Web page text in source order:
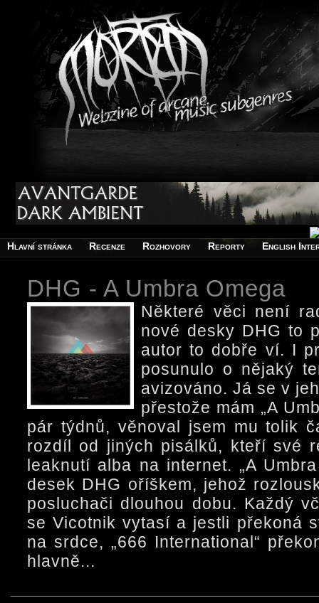
Hlavní stránka Recenze Rozhovory Reporty English
DHG - A Umbra Omega
Některé věci není
nové desky DHG to
autor to dobře ví. I
posunulo o nějaký
avizováno. Já se v
přestože mám „A
pár týdnů, věnoval jsem mu tolik
rozdíl od jiných pisálků, kteří své
leaknutí alba na internet. „A
desek DHG oříškem, jehož
posluchači dlouhou dobu. Každý
se Vicotnik vytasí a jestli překoná
na srdce, „666 International“
hlavně...